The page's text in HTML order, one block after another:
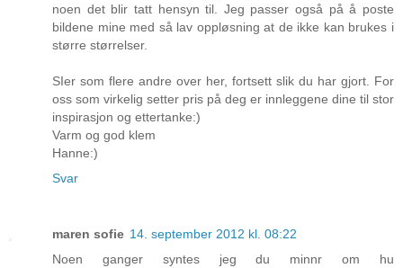
noen det blir tatt hensyn til. Jeg passer også på å poste
bildene mine med så lav oppløsning at de ikke kan brukes i
større størrelser.
SIer som flere andre over her, fortsett slik du har gjort. For
oss som virkelig setter pris på deg er innleggene dine til stor
inspirasjon og ettertanke:)
Varm og god klem
Hanne:)
Svar
maren sofie 14. september 2012 kl. 08:22
Noen ganger syntes jeg du minnr om hu